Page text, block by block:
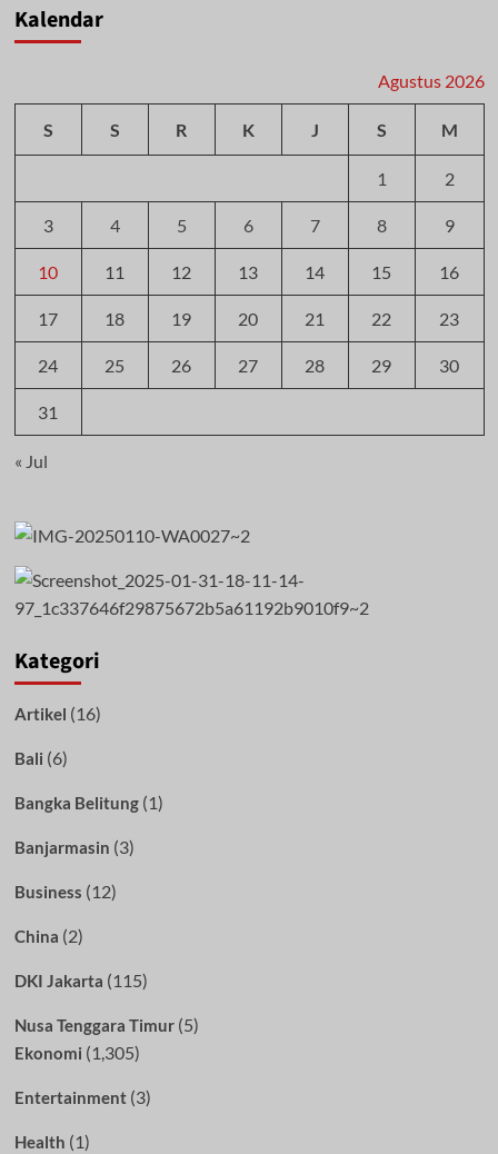
Kalendar
Agustus 2026
S S R K J S M
1 2
3 4 5 6 7 8 9
10 11 12 13 14 15 16
17 18 19 20 21 22 23
24 25 26 27 28 29 30
31
« Jul
Kategori
Artikel (16)
Bali (6)
Bangka Belitung(1)
Banjarmasin (3)
Business (12)
China (2)
DKI Jakarta (115)
Nusa Tenggara Timur(5)
Ekonomi (1,305)
Entertainment(3)
Health (1)